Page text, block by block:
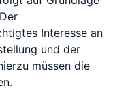
Interesse an
und der
müssen die